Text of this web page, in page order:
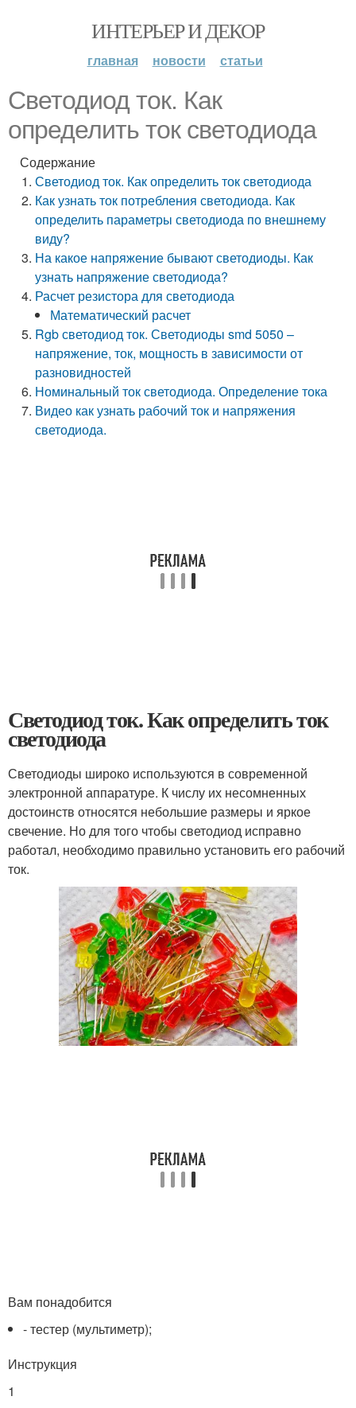
ИНТЕРЬЕР И ДЕКОР
главная новости статьи
Светодиод ток. Как
определить ток светодиода
Содержание
Светодиод ток. Как определить ток светодиода
Как узнать ток потребления светодиода. Как
определить параметры светодиода по внешнему
виду?
На какое напряжение бывают светодиоды. Как
узнать напряжение светодиода?
Расчет резистора для светодиода
Математический расчет
Rgb светодиод ток. Светодиоды smd 5050 –
напряжение, ток, мощность в зависимости от
разновидностей
Номинальный ток светодиода. Определение тока
Видео как узнать рабочий ток и напряжения
светодиода.
Светодиод ток. Как определить ток
светодиода
Светодиоды широко используются в современной
электронной аппаратуре. К числу их несомненных
достоинств относятся небольшие размеры и яркое
свечение. Но для того чтобы светодиод исправно
работал, необходимо правильно установить его рабочий
ток.
Вам понадобится
- тестер (мультиметр);
Инструкция
1